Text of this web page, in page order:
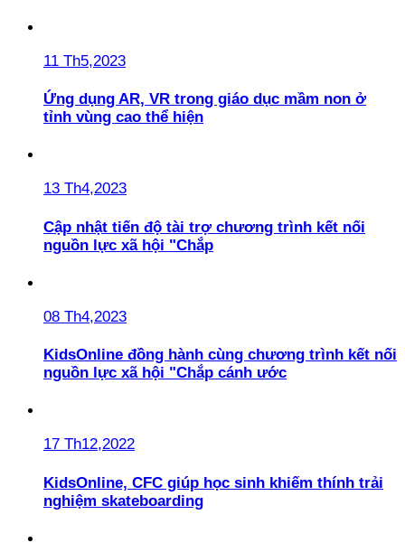
11 Th5,2023
Ứng dụng AR, VR trong giáo dục mầm non ở
tỉnh vùng cao thể hiện
13 Th4,2023
Cập nhật tiến độ tài trợ chương trình kết nối
nguồn lực xã hội "Chắp
08 Th4,2023
KidsOnline đồng hành cùng chương trình kết nối
nguồn lực xã hội "Chắp cánh ước
17 Th12,2022
KidsOnline, CFC giúp học sinh khiếm thính trải
nghiệm skateboarding